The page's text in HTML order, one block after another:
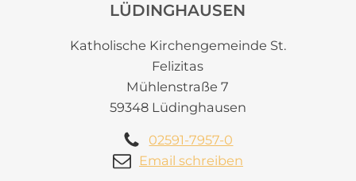
LÜDINGHAUSEN
Katholische Kirchengemeinde St.
Felizitas
Mühlenstraße 7
59348 Lüdinghausen
02591-7957-0
Email schreiben